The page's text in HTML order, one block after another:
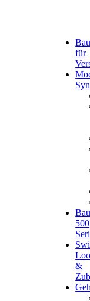
für
500
&